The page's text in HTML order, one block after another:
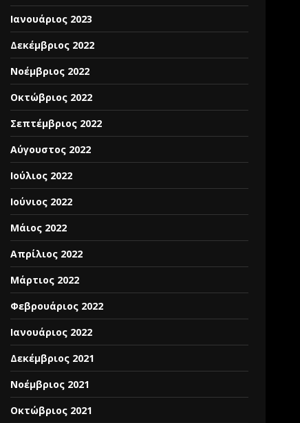
Ιανουάριος 2023
Δεκέμβριος 2022
Νοέμβριος 2022
Οκτώβριος 2022
Σεπτέμβριος 2022
Αύγουστος 2022
Ιούλιος 2022
Ιούνιος 2022
Μάιος 2022
Απρίλιος 2022
Μάρτιος 2022
Φεβρουάριος 2022
Ιανουάριος 2022
Δεκέμβριος 2021
Νοέμβριος 2021
Οκτώβριος 2021